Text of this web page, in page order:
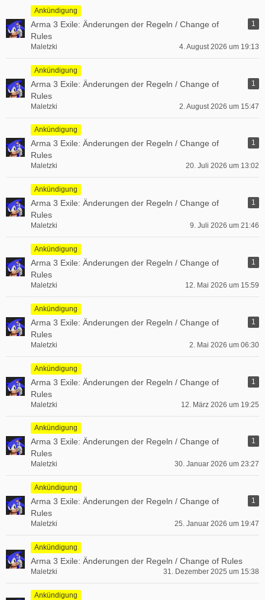
Ankündigung
Arma 3 Exile: Änderungen der Regeln / Change of
Rules
1
Maletzki 4. August 2026 um 19:13
Ankündigung
Arma 3 Exile: Änderungen der Regeln / Change of
Rules
1
Maletzki 2. August 2026 um 15:47
Ankündigung
Arma 3 Exile: Änderungen der Regeln / Change of
Rules
1
Maletzki 20. Juli 2026 um 13:02
Ankündigung
Arma 3 Exile: Änderungen der Regeln / Change of
Rules
1
Maletzki 9. Juli 2026 um 21:46
Ankündigung
Arma 3 Exile: Änderungen der Regeln / Change of
Rules
1
Maletzki 12. Mai 2026 um 15:59
Ankündigung
Arma 3 Exile: Änderungen der Regeln / Change of
Rules
1
Maletzki 2. Mai 2026 um 06:30
Ankündigung
Arma 3 Exile: Änderungen der Regeln / Change of
Rules
1
Maletzki 12. März 2026 um 19:25
Ankündigung
Arma 3 Exile: Änderungen der Regeln / Change of
Rules
1
Maletzki 30. Januar 2026 um 23:27
Ankündigung
Arma 3 Exile: Änderungen der Regeln / Change of
Rules
1
Maletzki 25. Januar 2026 um 19:47
Ankündigung
Arma 3 Exile: Änderungen der Regeln / Change of Rules
Maletzki 31. Dezember 2025 um 15:38
Ankündigung